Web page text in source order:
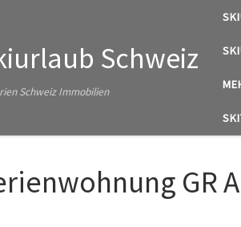
Schweiz
Schweiz Immobilien
GR